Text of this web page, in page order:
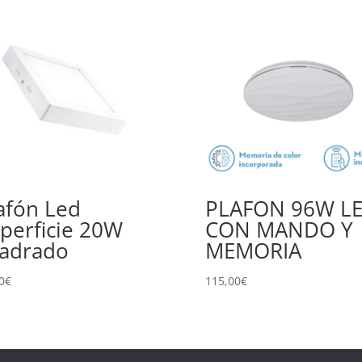
Led
20W
€
PLAFON 96W
CON MANDO Y
MEMORIA
115,00€